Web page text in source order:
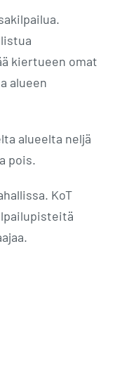
kiertueen omat
alueen
alueelta neljä
pois.
KoT